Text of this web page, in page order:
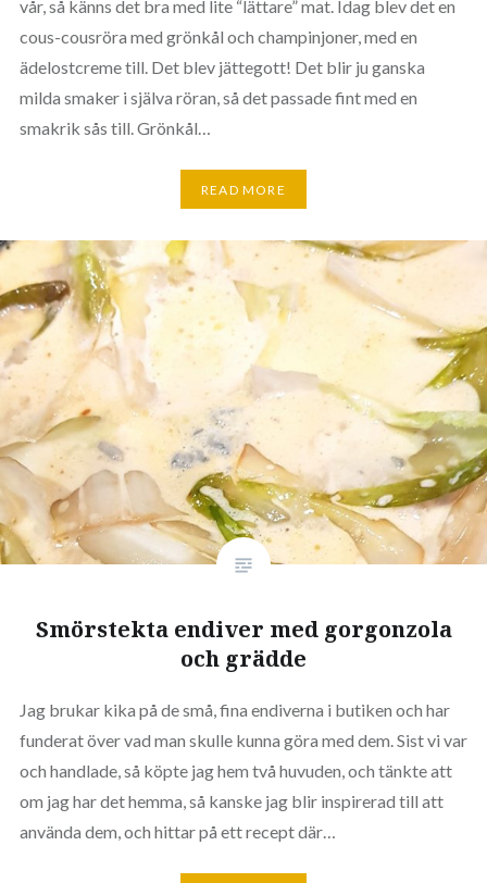
vår, så känns det bra med lite “lättare” mat. Idag blev det en
cous-cousröra med grönkål och champinjoner, med en
ädelostcreme till. Det blev jättegott! Det blir ju ganska
milda smaker i själva röran, så det passade fint med en
smakrik sås till. Grönkål…
READ MORE
Smörstekta endiver med gorgonzola
och grädde
Jag brukar kika på de små, fina endiverna i butiken och har
funderat över vad man skulle kunna göra med dem. Sist vi var
och handlade, så köpte jag hem två huvuden, och tänkte att
om jag har det hemma, så kanske jag blir inspirerad till att
använda dem, och hittar på ett recept där…